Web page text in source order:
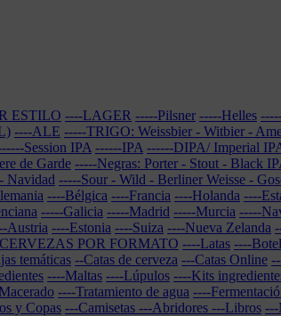
ESTILO ----LAGER -----Pilsner -----Helles
----ALE -----TRIGO: Weissbier - Witbier -
Session IPA ------IPA ------DIPA/ Imperial
de Garde -----Negras: Porter - Stout - Black
Navidad -----Sour - Wild - Berliner Weisse -
----Bélgica ----Francia ----Holanda ----
-----Galicia -----Madrid -----Murcia -----
Austria ----Estonia ----Suiza ----Nueva Zelanda
POR FORMATO ----Latas ----
temáticas --Catas de cerveza ---Catas Online
----Maltas ----Lúpulos ----Kits
----Tratamiento de agua ----
y Copas ---Camisetas ---Abridores ---Libros ---